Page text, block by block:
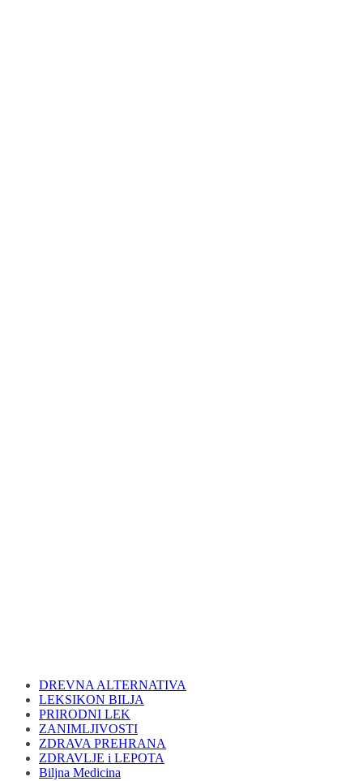
DREVNA ALTERNATIVA
LEKSIKON BILJA
PRIRODNI LEK
ZANIMLJIVOSTI
ZDRAVA PREHRANA
ZDRAVLJE i LEPOTA
Biljna Medicina